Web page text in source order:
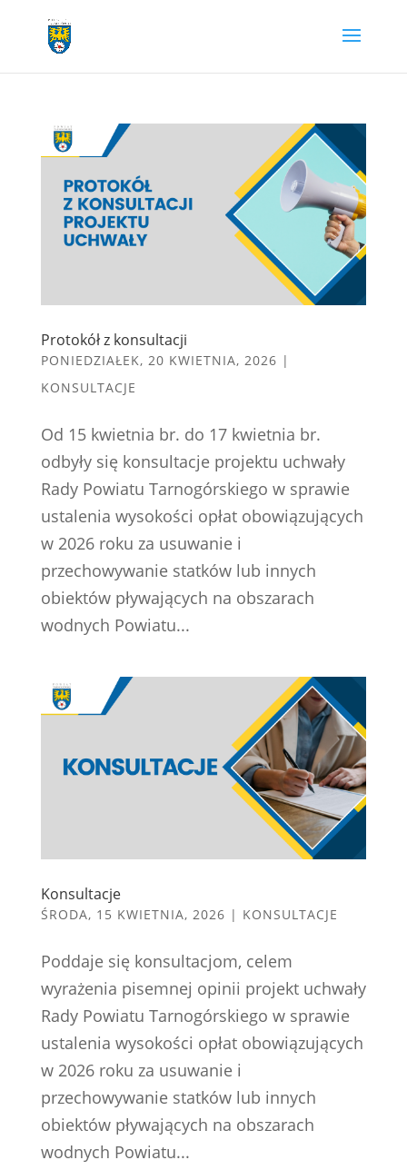
Protokół z konsultacji
PONIEDZIAŁEK, 20 KWIETNIA, 2026 |
KONSULTACJE
Od 15 kwietnia br. do 17 kwietnia br.
odbyły się konsultacje projektu uchwały
Rady Powiatu Tarnogórskiego w sprawie
ustalenia wysokości opłat obowiązujących
w 2026 roku za usuwanie i
przechowywanie statków lub innych
obiektów pływających na obszarach
wodnych Powiatu...
Konsultacje
ŚRODA, 15 KWIETNIA, 2026 | KONSULTACJE
Poddaje się konsultacjom, celem
wyrażenia pisemnej opinii projekt uchwały
Rady Powiatu Tarnogórskiego w sprawie
ustalenia wysokości opłat obowiązujących
w 2026 roku za usuwanie i
przechowywanie statków lub innych
obiektów pływających na obszarach
wodnych Powiatu...